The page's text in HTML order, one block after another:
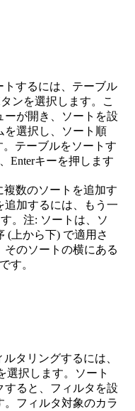
トするには、テーブル
ンを選択します。こ
ーが開き、ソートを設
を選択し、ソート順
テーブルをソートす
Enterキーを押します
数のソートを追加す
追加するには、もう一
。注: ソートは、ソ
(上から下) で適用さ
のソートの横にある
す。
タリングするには、
選択します。ソート
すると、フィルタを設
フィルタ対象のカラ